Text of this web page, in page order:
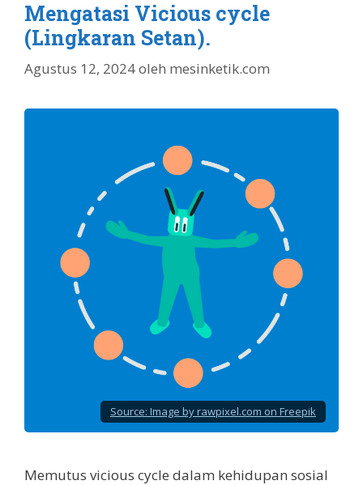
Mengatasi Vicious cycle
(Lingkaran Setan).
Agustus 12, 2024oleh mesinketik.com
Source: Image by rawpixel.com on Freepik
Memutus vicious cycle dalam kehidupan sosial